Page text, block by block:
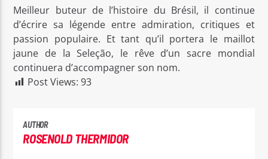
Meilleur buteur de l’histoire du Brésil, il continue
d’écrire sa légende entre admiration, critiques et
passion populaire. Et tant qu’il portera le maillot
jaune de la Seleção, le rêve d’un sacre mondial
continuera d’accompagner son nom.
Post Views: 93
AUTHOR
ROSENOLD THERMIDOR